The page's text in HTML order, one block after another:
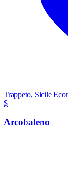
Trappeto, Sicile
$
Arcobaleno